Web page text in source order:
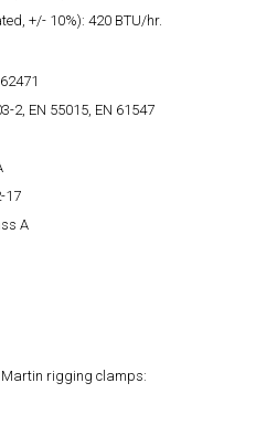
+/- 10%): 420 BTU/hr.
2, EN 55015, EN 61547
17
A
rigging clamps: